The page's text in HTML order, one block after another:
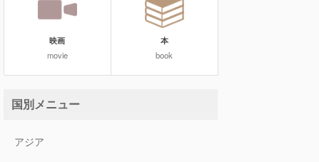
映画
movie
本
book
国別メニュー
アジア